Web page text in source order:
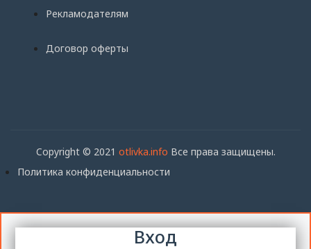
Рекламодателям
Договор оферты
Copyright © 2021 otlivka.info Все права защищены.
Политика конфиденциальности
Вход